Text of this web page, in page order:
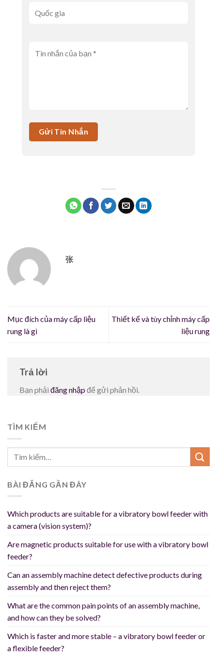
张
Mục đích của máy cấp liệu
rung là gì
Thiết kế và tùy chỉnh máy cấp
liệu rung
Trả lời
Bạn phải đăng nhập để gửi phản hồi.
TÌM KIẾM
BÀI ĐĂNG GẦN ĐÂY
Which products are suitable for a vibratory bowl feeder with
a camera (vision system)?
Are magnetic products suitable for use with a vibratory bowl
feeder?
Can an assembly machine detect defective products during
assembly and then reject them?
What are the common pain points of an assembly machine,
and how can they be solved?
Which is faster and more stable – a vibratory bowl feeder or
a flexible feeder?